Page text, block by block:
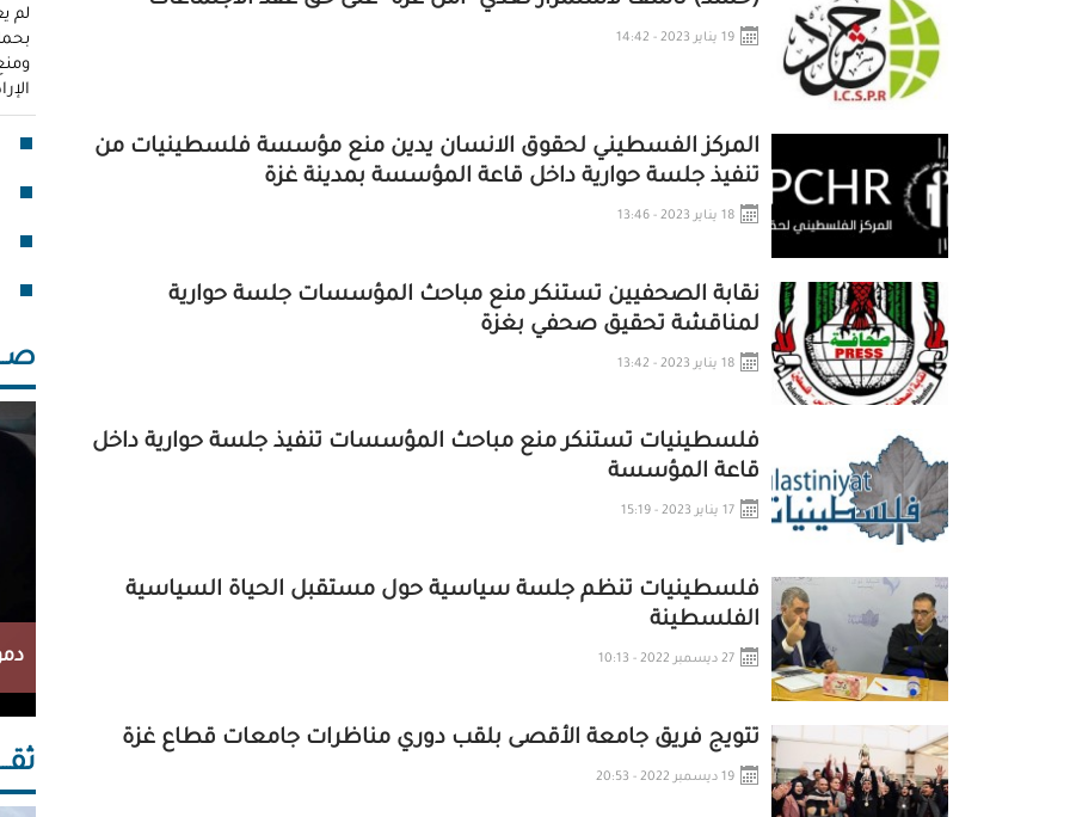
19 يناير 2023 - 14:42
المركز الفسطيني لحقوق الانسان يدين منع مؤسسة فلسطينيات من
تنفيذ جلسة حوارية داخل قاعة المؤسسة بمدينة غزة
18 يناير 2023 - 13:46
نقابة الصحفيين تستنكر منع مباحث المؤسسات جلسة حوارية
لمناقشة تحقيق صحفي بغزة
18 يناير 2023 - 13:42
فلسطينيات تستنكر منع مباحث المؤسسات تنفيذ جلسة حوارية داخل
قاعة المؤسسة
17 يناير 2023 - 15:19
فلسطينيات تنظم جلسة سياسية حول مستقبل الحياة السياسية
الفلسطينة
27 ديسمبر 2022 - 10:13
تتويج فريق جامعة الأقصى بلقب دوري مناظرات جامعات قطاع غزة
19 ديسمبر 2022 - 20:53
لم